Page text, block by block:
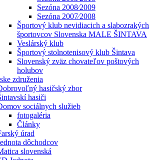
Sezóna 2008⁄2009
Sezóna 2007⁄2008
Športový klub nevidiacich a slabozrakých
športovcov Slovenska MALE ŠINTAVA
Veslárský klub
Športový stolnotenisový klub Šintava
Slovenský zväz chovateľov poštových
holubov
združenia
hasičský zbor
hasiči
sociálnych služieb
fotogaléria
Články
úrad
dôchodcov
slovenská